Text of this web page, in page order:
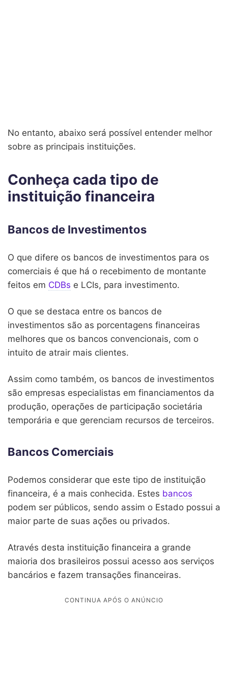
No entanto, abaixo será possível entender melhor
sobre as principais instituições.
Conheça cada tipo de
instituição financeira
Bancos de Investimentos
O que difere os bancos de investimentos para os
comerciais é que há o recebimento de montante
feitos em CDBs e LCIs, para investimento.
O que se destaca entre os bancos de
investimentos são as porcentagens financeiras
melhores que os bancos convencionais, com o
intuito de atrair mais clientes.
Assim como também, os bancos de investimentos
são empresas especialistas em financiamentos da
produção, operações de participação societária
temporária e que gerenciam recursos de terceiros.
Bancos Comerciais
Podemos considerar que este tipo de instituição
financeira, é a mais conhecida. Estes bancos
podem ser públicos, sendo assim o Estado possui a
maior parte de suas ações ou privados.
Através desta instituição financeira a grande
maioria dos brasileiros possui acesso aos serviços
bancários e fazem transações financeiras.